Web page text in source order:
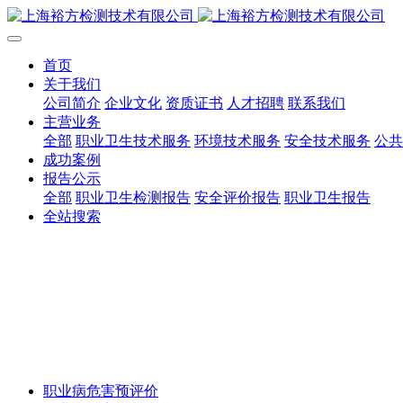
首页
关于我们
公司简介 企业文化 资质证书 人才招聘 联系我们
主营业务
全部 职业卫生技术服务 环境技术服务 安全技术服务 公
成功案例
报告公示
全部 职业卫生检测报告 安全评价报告 职业卫生报告
全站搜索
职业病危害预评价